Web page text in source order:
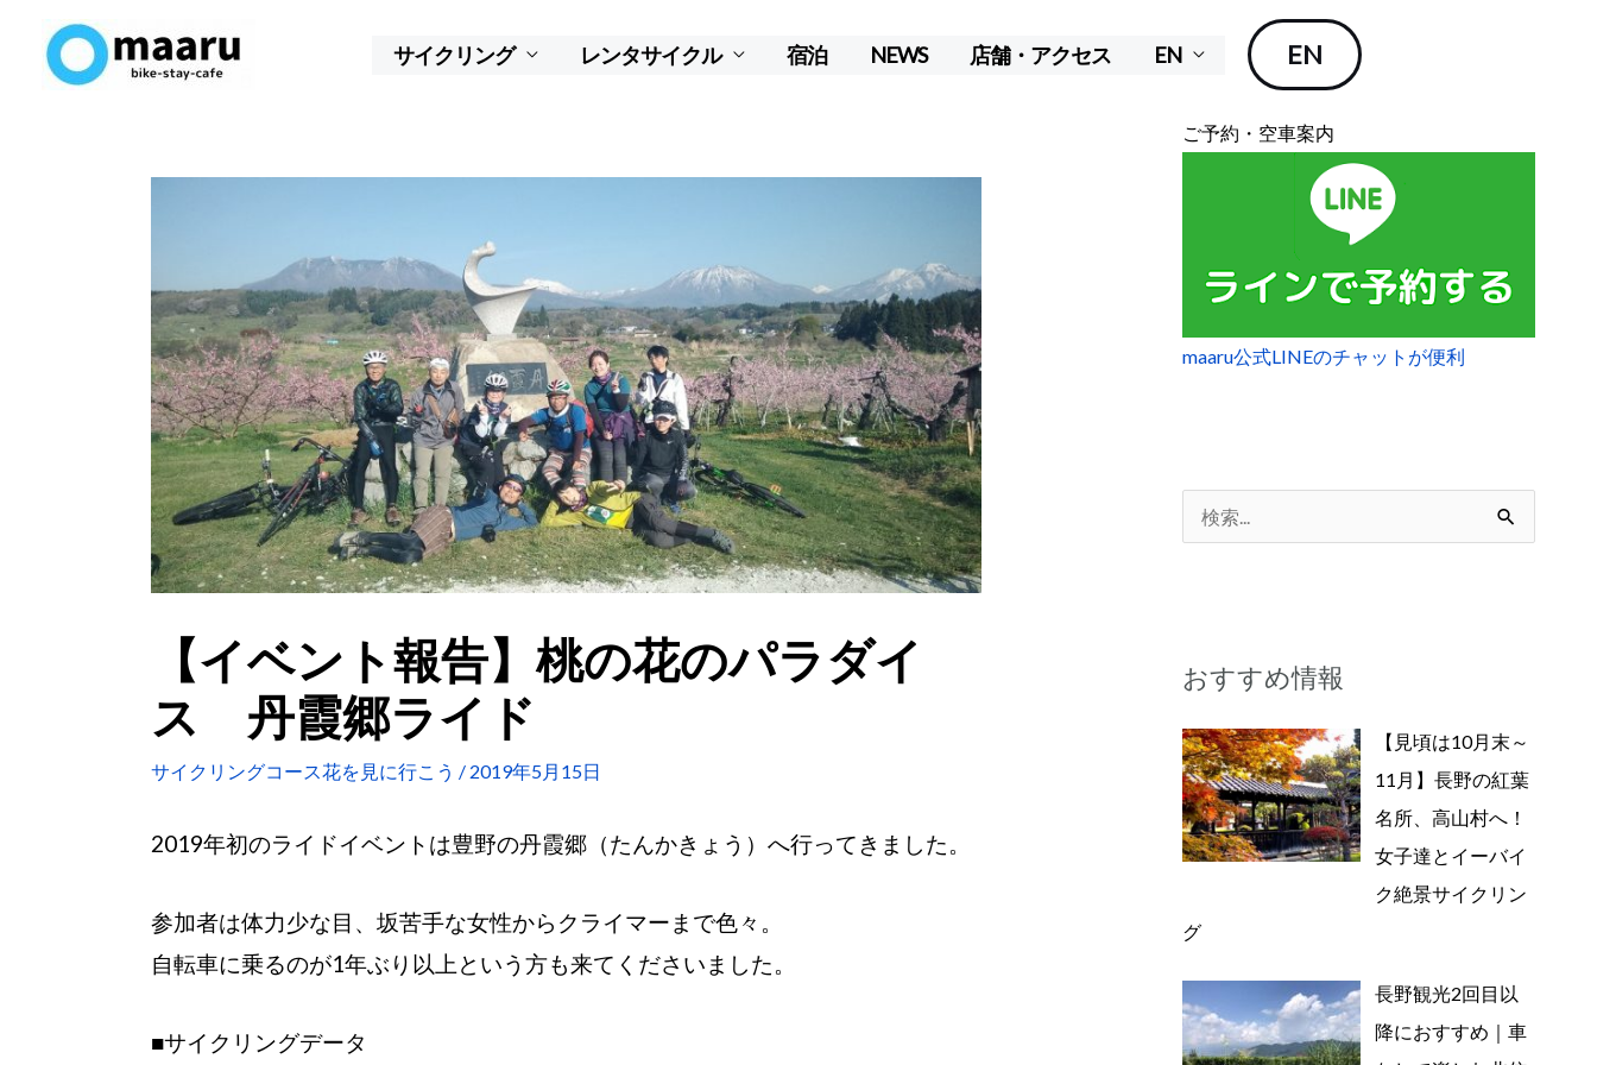
サイクリング レンタサイクル 宿泊 NEWS 店舗・アクセス EN EN
【イベント報告】桃の花のパラダイ
ス 丹霞郷ライド
サイクリングコース花を見に行こう / 2019年5月15日
2019年初のライドイベントは豊野の丹霞郷（たんかきょう）へ行ってきました。
参加者は体力少な目、坂苦手な女性からクライマーまで色々。
自転車に乗るのが1年ぶり以上という方も来てくださいました。
■サイクリングデータ
ご予約・空車案内
maaru公式LINEのチャットが便利
:おすすめ情報
【見頃は10月末～
11月】長野の紅葉
名所、高山村へ！
女子達とイーバイ
ク絶景サイクリン
グ
長野観光2回目以
降におすすめ｜車